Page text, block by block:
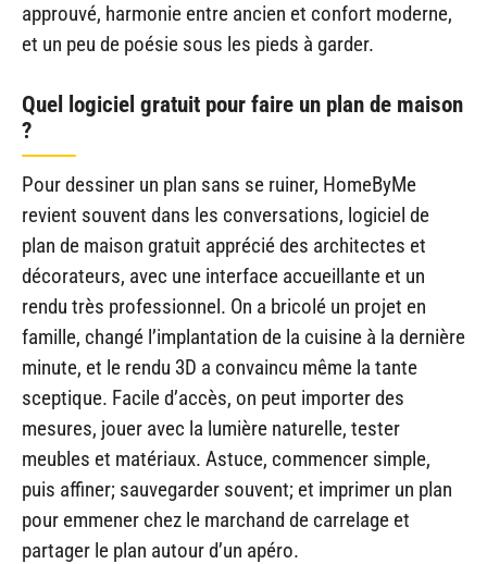
approuvé, harmonie entre ancien et confort moderne,
et un peu de poésie sous les pieds à garder.
Quel logiciel gratuit pour faire un plan de maison
?
Pour dessiner un plan sans se ruiner, HomeByMe
revient souvent dans les conversations, logiciel de
plan de maison gratuit apprécié des architectes et
décorateurs, avec une interface accueillante et un
rendu très professionnel. On a bricolé un projet en
famille, changé l’implantation de la cuisine à la dernière
minute, et le rendu 3D a convaincu même la tante
sceptique. Facile d’accès, on peut importer des
mesures, jouer avec la lumière naturelle, tester
meubles et matériaux. Astuce, commencer simple,
puis affiner; sauvegarder souvent; et imprimer un plan
pour emmener chez le marchand de carrelage et
partager le plan autour d’un apéro.